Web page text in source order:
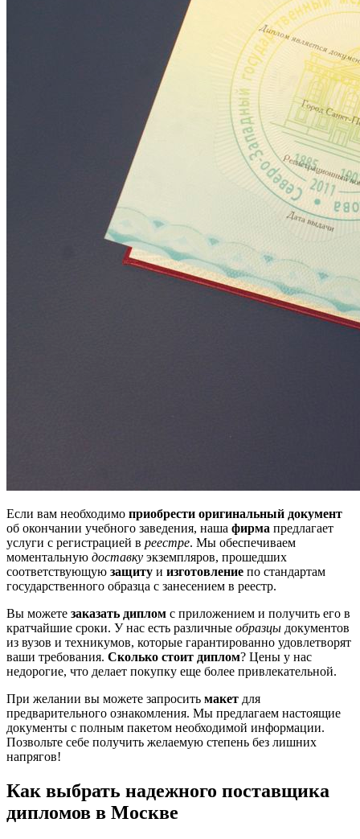
Если вам необходимо приобрести оригинальный документ
об окончании учебного заведения, наша фирма предлагает
услуги с регистрацией в реестре. Мы обеспечиваем
моментальную доставку экземпляров, прошедших
соответствующую защиту и изготовление по стандартам
государственного образца с занесением в реестр.
Вы можете заказать диплом с приложением и получить его в
кратчайшие сроки. У нас есть различные образцы документов
из вузов и техникумов, которые гарантированно удовлетворят
ваши требования. Сколько стоит диплом? Цены у нас
недорогие, что делает покупку еще более привлекательной.
При желании вы можете запросить макет для
предварительного ознакомления. Мы предлагаем настоящие
документы с полным пакетом необходимой информации.
Позвольте себе получить желаемую степень без лишних
напрягов!
Как выбрать надежного поставщика
дипломов в Москве